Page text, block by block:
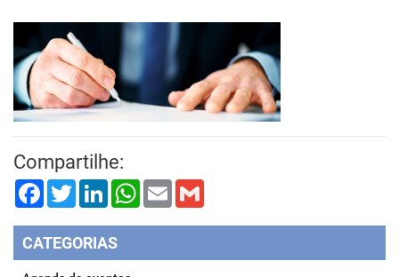
Compartilhe:
FacebookTwitterLinkedInWhatsApp
Email
CATEGORIAS